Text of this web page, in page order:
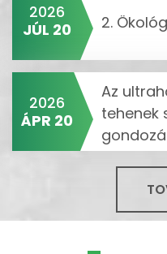
2026
JÚL 20
2.
2026
ÁPR 20
Az
tehenek